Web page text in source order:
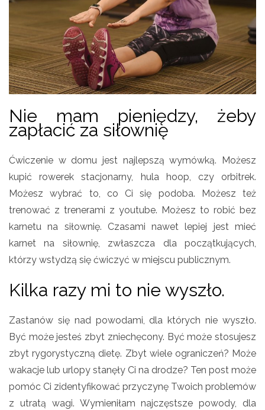
Nie mam pieniędzy, żeby
zapłacić za siłownię
Ćwiczenie w domu jest najlepszą wymówką. Możesz
kupić rowerek stacjonarny, hula hoop, czy orbitrek.
Możesz wybrać to, co Ci się podoba. Możesz też
trenować z trenerami z youtube. Możesz to robić bez
karnetu na siłownię. Czasami nawet lepiej jest mieć
karnet na siłownię, zwłaszcza dla początkujących,
którzy wstydzą się ćwiczyć w miejscu publicznym.
Kilka razy mi to nie wyszło.
Zastanów się nad powodami, dla których nie wyszło.
Być może jesteś zbyt zniechęcony. Być może stosujesz
zbyt rygorystyczną dietę. Zbyt wiele ograniczeń? Może
wakacje lub urlopy stanęły Ci na drodze? Ten post może
pomóc Ci zidentyfikować przyczynę Twoich problemów
z utratą wagi. Wymieniłam najczęstsze powody, dla